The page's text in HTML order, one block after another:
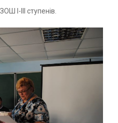
І-ІІІ ступенів.